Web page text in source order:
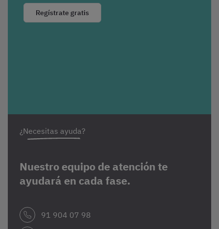
Regístrate gratis
¿Necesitas ayuda?
Nuestro equipo de atención te
ayudará en cada fase.
91 904 07 98